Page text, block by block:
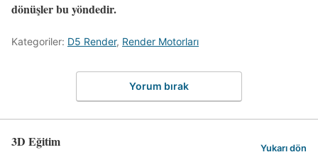
dönüşler bu yöndedir.
Kategoriler: D5 Render, Render Motorları
Yorum bırak
3D Eğitim Yukarı dön